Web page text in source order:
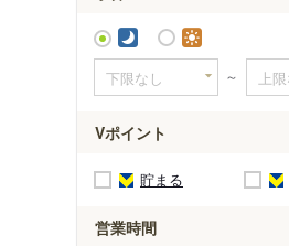
～
Vポイント
貯まる
営業時間